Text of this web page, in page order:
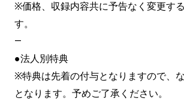
※価格、収録内容共に予告なく変更す
す。
—
●法人別特典
※特典は先着の付与となりますので、
となります。予めご了承ください。